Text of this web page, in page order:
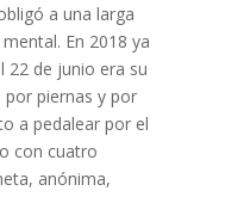
a una larga
En 2018 ya
22 de junio era su
por piernas y por
a pedalear por el
con cuatro
anónima,